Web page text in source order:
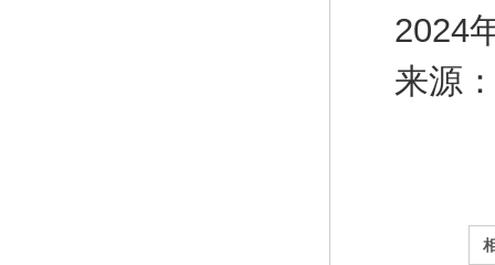
2024
来源